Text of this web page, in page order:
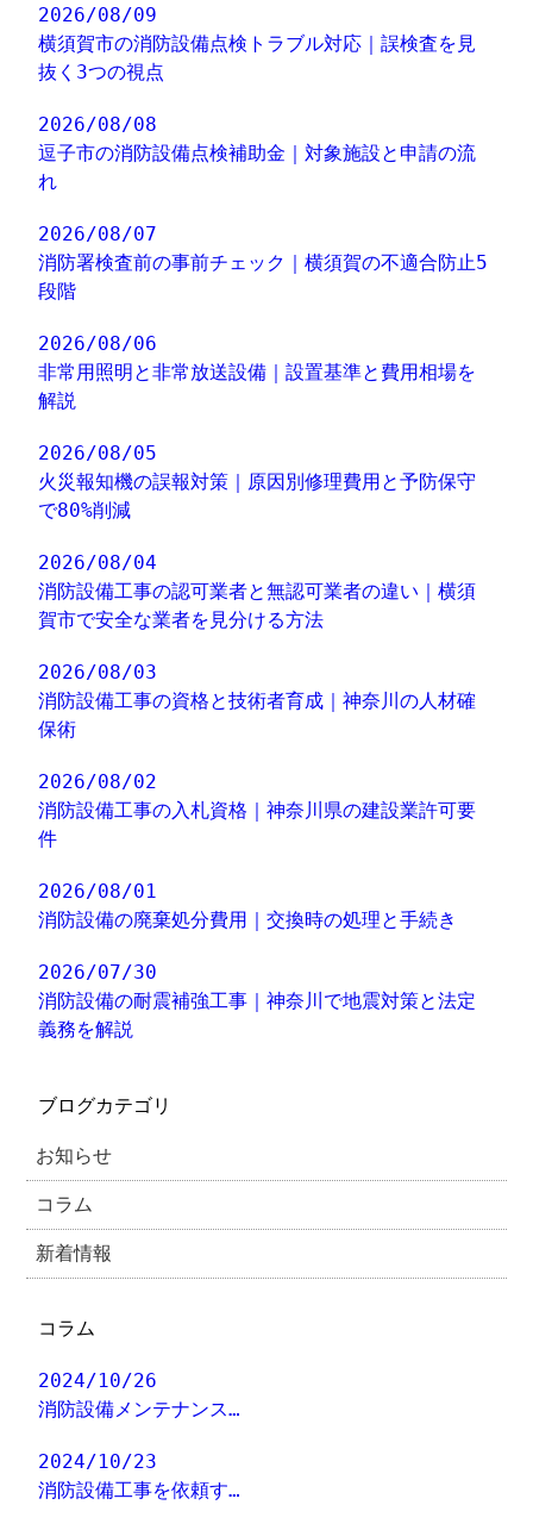
2026/08/09
横須賀市の消防設備点検トラブル対応｜誤検査を見
抜く3つの視点
2026/08/08
逗子市の消防設備点検補助金｜対象施設と申請の流
れ
2026/08/07
消防署検査前の事前チェック｜横須賀の不適合防止5
段階
2026/08/06
非常用照明と非常放送設備｜設置基準と費用相場を
解説
2026/08/05
火災報知機の誤報対策｜原因別修理費用と予防保守
で80%削減
2026/08/04
消防設備工事の認可業者と無認可業者の違い｜横須
賀市で安全な業者を見分ける方法
2026/08/03
消防設備工事の資格と技術者育成｜神奈川の人材確
保術
2026/08/02
消防設備工事の入札資格｜神奈川県の建設業許可要
件
2026/08/01
消防設備の廃棄処分費用｜交換時の処理と手続き
2026/07/30
消防設備の耐震補強工事｜神奈川で地震対策と法定
義務を解説
ブログカテゴリ
お知らせ
コラム
新着情報
コラム
2024/10/26
消防設備メンテナンス…
2024/10/23
消防設備工事を依頼す…